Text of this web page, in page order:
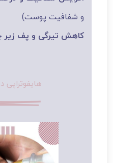
و شفافیت پوست)
کاهش تیرگی و پف
هایفوتراپی